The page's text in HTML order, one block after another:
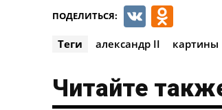
ПОДЕЛИТЬСЯ: VK
Теги александр II картины
Читайте